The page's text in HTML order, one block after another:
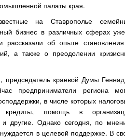
палаты края.
на Ставрополье
бизнес в различных сферах
рассказали об опыте
а также о преодолении
краевой Думы
предприниматели региона
в числе которых
кредиты, помощь в
и другие. Однако сегодня, по
в целевой поддержке. В